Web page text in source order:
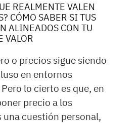
REALMENTE VALEN
CÓMO SABER SI TUS
ALINEADOS CON TU
VALOR
o precios sigue siendo
en entornos
lo cierto es que, en
precio a los
una cuestión personal,